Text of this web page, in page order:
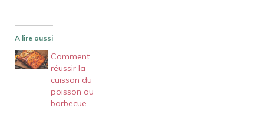
A lire aussi
Comment
réussir la
cuisson du
poisson au
barbecue